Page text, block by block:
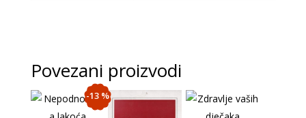
Povezani proizvodi
-13 %